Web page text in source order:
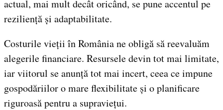
actual, mai mult decât oricând, se pune accentul pe
reziliență și adaptabilitate.
Costurile vieții în România ne obligă să reevaluăm
alegerile financiare. Resursele devin tot mai limitate,
iar viitorul se anunță tot mai incert, ceea ce impune
gospodăriilor o mare flexibilitate și o planificare
riguroasă pentru a supraviețui.